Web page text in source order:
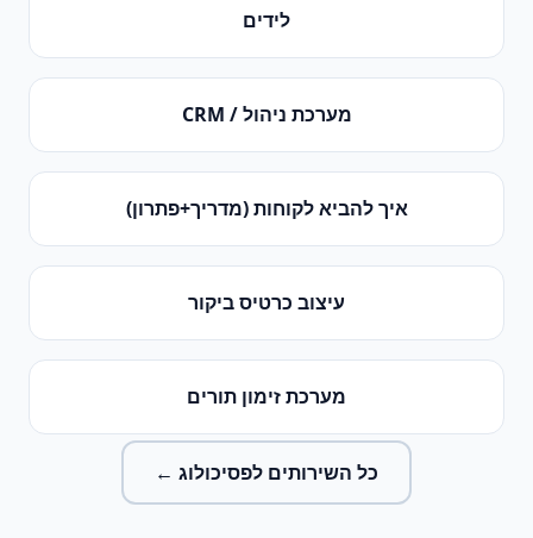
לידים
מערכת ניהול / CRM
איך להביא לקוחות (מדריך+פתרון)
עיצוב כרטיס ביקור
מערכת זימון תורים
כל השירותים לפסיכולוג ←